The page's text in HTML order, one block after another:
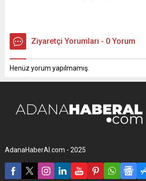
Ziyaretçi Yorumları - 0 Yorum
Henüz yorum yapılmamış.
AdanaHaberAl.com - 2025